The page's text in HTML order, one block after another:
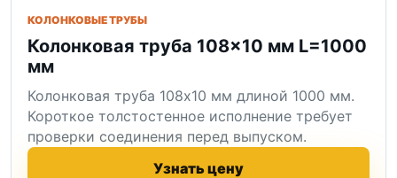
КОЛОНКОВЫЕ ТРУБЫ
Колонковая труба 108×10 мм L=1000
мм
Колонковая труба 108x10 мм длиной 1000 мм.
Короткое толстостенное исполнение требует
проверки соединения перед выпуском.
Узнать цену